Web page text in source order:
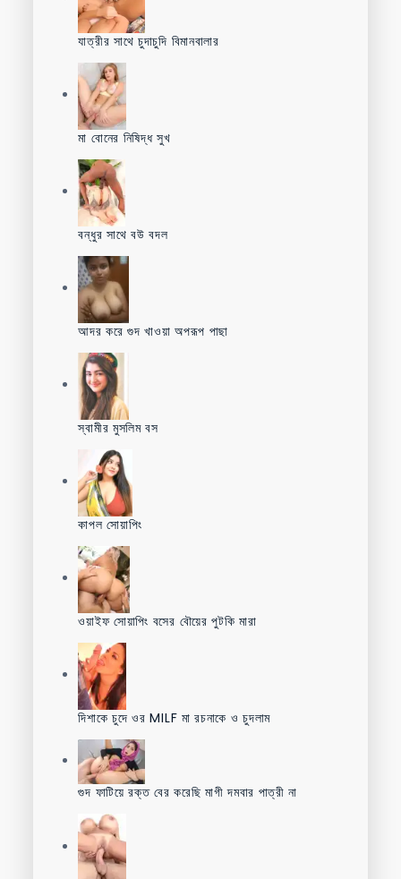
যাত্রীর সাথে চুদাচুদি বিমানবালার
মা বোনের নিষিদ্ধ সুখ
বন্ধুর সাথে বউ বদল
আদর করে গুদ খাওয়া অপরূপ পাছা
স্বামীর মুসলিম বস
কাপল সোয়াপিং
ওয়াইফ সোয়াপিং বসের বৌয়ের পুটকি মারা
দিশাকে চুদে ওর MILF মা রচনাকে ও চুদলাম
গুদ ফাটিয়ে রক্ত বের করেছি মাগী দমবার পাত্রী না